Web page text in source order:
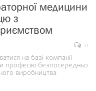
медицини
з
0
на базі компанії
професію безпосередньо
виробництва